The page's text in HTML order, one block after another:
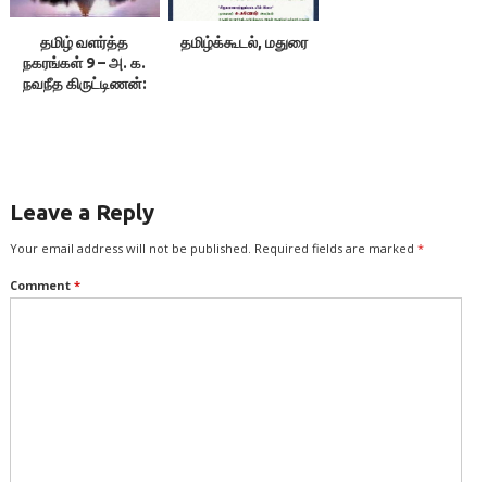
தமிழ் வளர்த்த
நகரங்கள் 9 – அ. க.
நவநீத கிருட்டிணன்:
தமிழ்க்கூடல், மதுரை
Leave a Reply
Your email address will not be published. Required fields are marked *
Comment *